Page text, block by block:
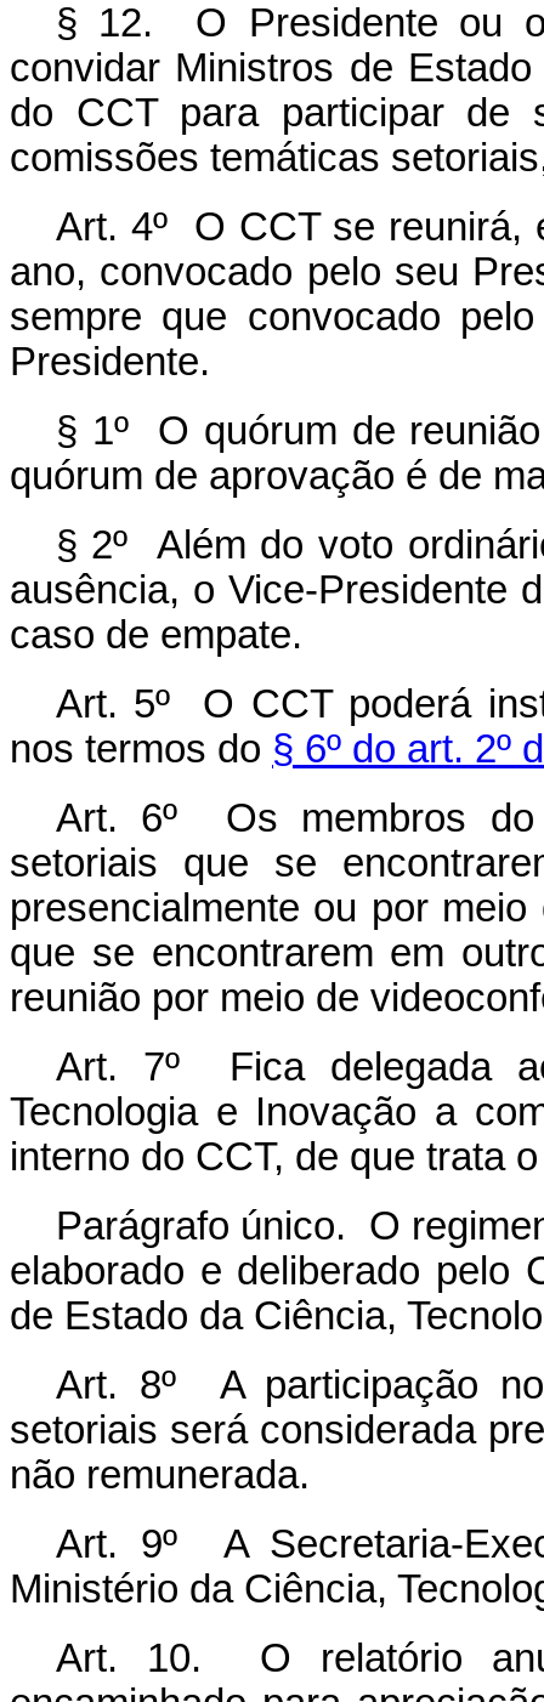
§ 12. O Presidente ou o
convidar Ministros de
do CCT para participar de
comissões temáticas
Art. 4º O CCT se reunirá,
ano, convocado pelo seu
sempre que convocado
Presidente.
§ 1º O quórum de
quórum de aprovação é de
§ 2º Além do voto
ausência, o Vice-Presidente
caso de empate.
Art. 5º O CCT poderá
nos termos do § 6º do art. 2º
Art. 6º Os membros
setoriais que se
presencialmente ou por
que se encontrarem em
reunião por meio de
Art. 7º Fica delegada
Tecnologia e Inovação a
interno do CCT, de que trata
Parágrafo único. O
elaborado e deliberado pelo
de Estado da Ciência,
Art. 8º A participação
setoriais será considerada
não remunerada.
Art. 9º A Secretaria-
Ministério da Ciência,
Art. 10. O relatório